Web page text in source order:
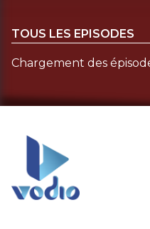
TOUS LES EPISODES
Chargement des